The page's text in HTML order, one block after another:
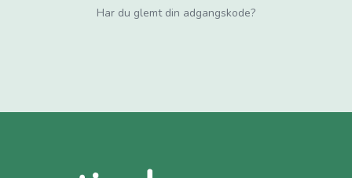
Har du glemt din adgangskode?